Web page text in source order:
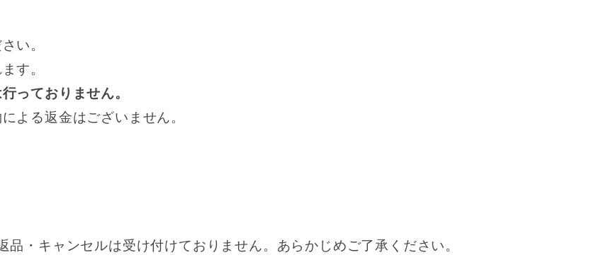
い。
す。
っておりません。
よる返金はございません。
・キャンセルは受け付けておりません。あらかじめご了承ください。